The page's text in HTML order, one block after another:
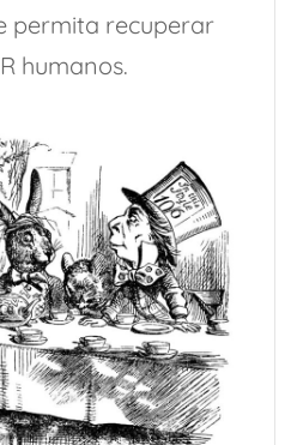
permita recuperar
humanos.